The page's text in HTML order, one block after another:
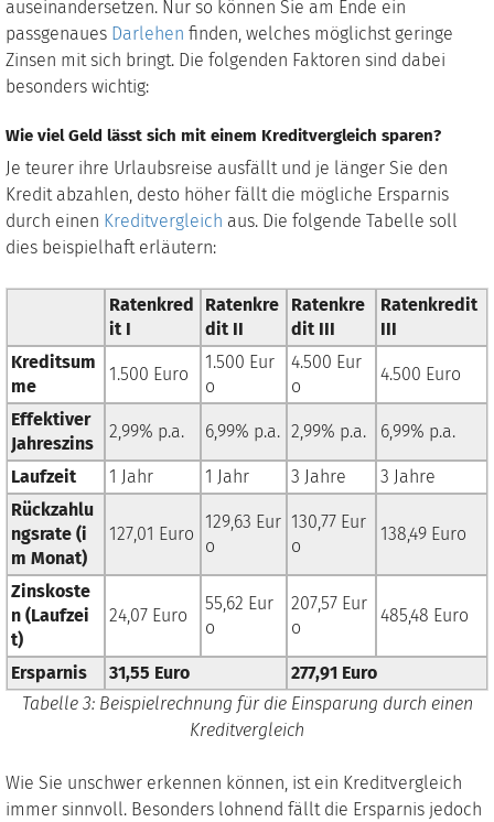
auseinandersetzen. Nur so können Sie am Ende ein
passgenaues Darlehen finden, welches möglichst geringe
Zinsen mit sich bringt. Die folgenden Faktoren sind dabei
besonders wichtig:
Wie viel Geld lässt sich mit einem Kreditvergleich sparen?
Je teurer ihre Urlaubsreise ausfällt und je länger Sie den
Kredit abzahlen, desto höher fällt die mögliche Ersparnis
durch einen Kreditvergleich aus. Die folgende Tabelle soll
dies beispielhaft erläutern:
Ratenkred
it I
Ratenkre
dit II
Ratenkre
dit III
Ratenkredit
III
Kreditsum
me
1.500 Euro
1.500 Eur
o
4.500 Eur
o
4.500 Euro
Effektiver
Jahreszins
2,99% p.a. 6,99% p.a. 2,99% p.a. 6,99% p.a.
Laufzeit 1 Jahr 1 Jahr 3 Jahre
3 Jahre
Rückzahlu
ngsrate (i
m Monat)
127,01 Euro
129,63 Eur
o
130,77 Eur
o
138,49 Euro
Zinskoste
n (Laufzei
t)
24,07 Euro
55,62 Eur
o
207,57 Eur
o
485,48 Euro
Ersparnis 31,55 Euro
277,91 Euro
Tabelle 3: Beispielrechnung für die Einsparung durch einen
Kreditvergleich
Wie Sie unschwer erkennen können, ist ein Kreditvergleich
immer sinnvoll. Besonders lohnend fällt die Ersparnis jedoch